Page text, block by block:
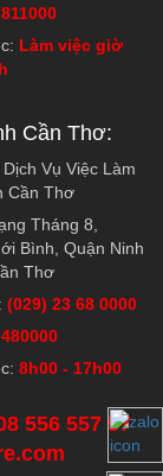
Làm việc giờ
Cần Thơ:
Vụ Việc Làm
Cần Thơ
Tháng 8,
Bình, Quận Ninh
Thơ
(029) 23 68 0000
8h00 - 17h00
556 557 57